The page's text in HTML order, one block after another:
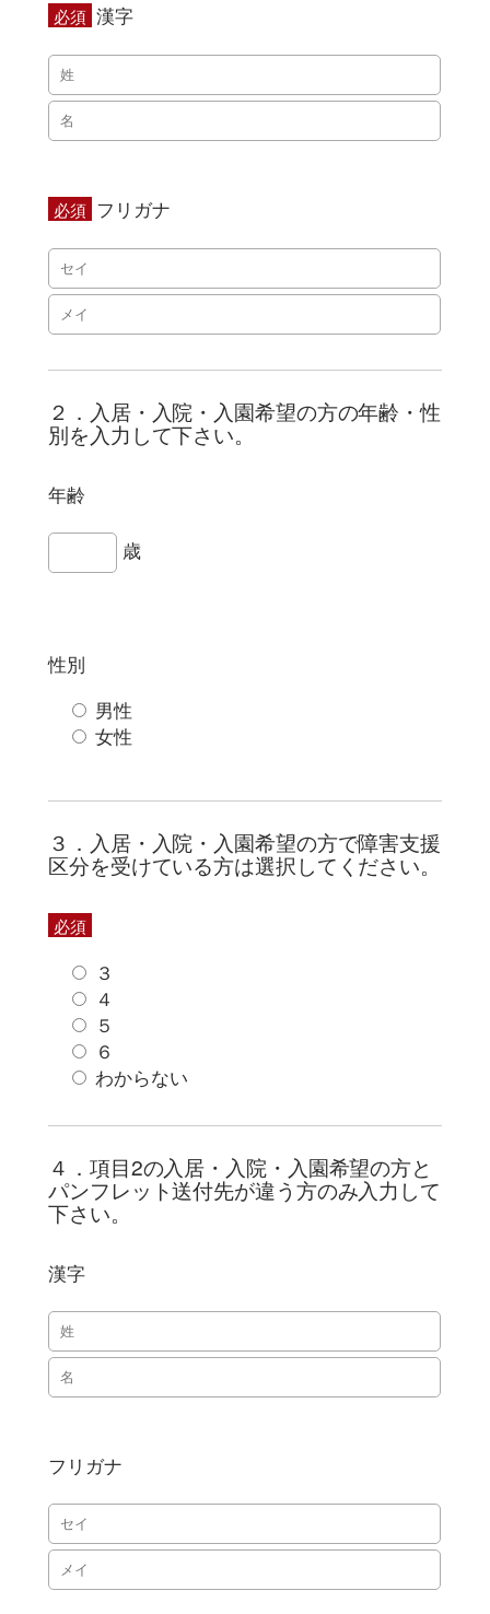
必須 漢字
必須 フリガナ
２．入居・入院・入園希望の方の年齢・性
別を入力して下さい。
年齢
歳
性別
男性
女性
３．入居・入院・入園希望の方で障害支援
区分を受けている方は選択してください。
必須
３
４
５
６
わからない
４．項目2の入居・入院・入園希望の方と
パンフレット送付先が違う方のみ入力して
下さい。
漢字
フリガナ